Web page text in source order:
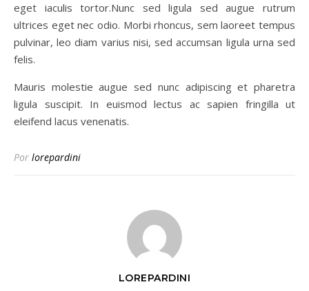
eget iaculis tortor.Nunc sed ligula sed augue rutrum
ultrices eget nec odio. Morbi rhoncus, sem laoreet tempus
pulvinar, leo diam varius nisi, sed accumsan ligula urna sed
felis.
Mauris molestie augue sed nunc adipiscing et pharetra
ligula suscipit. In euismod lectus ac sapien fringilla ut
eleifend lacus venenatis.
Por lorepardini
LOREPARDINI